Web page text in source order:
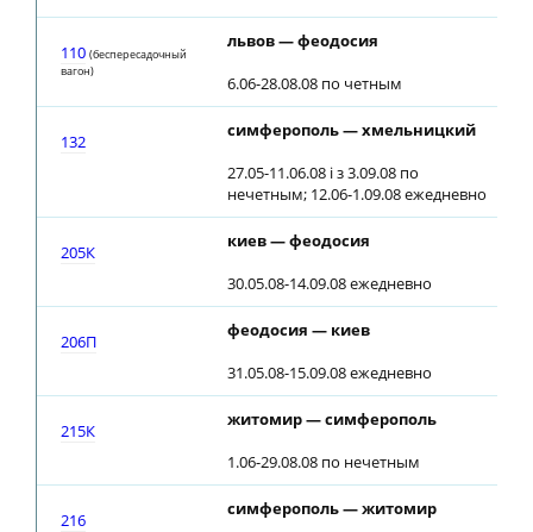
110 (беспересадочный
вагон)
львов — феодосия
6.06-28.08.08 по четным
132
симферополь — хмельницкий
27.05-11.06.08 і з 3.09.08 по
нечетным; 12.06-1.09.08 ежедневно
205К
киев — феодосия
30.05.08-14.09.08 ежедневно
206П
феодосия — киев
31.05.08-15.09.08 ежедневно
215К
житомир — симферополь
1.06-29.08.08 по нечетным
216
симферополь — житомир